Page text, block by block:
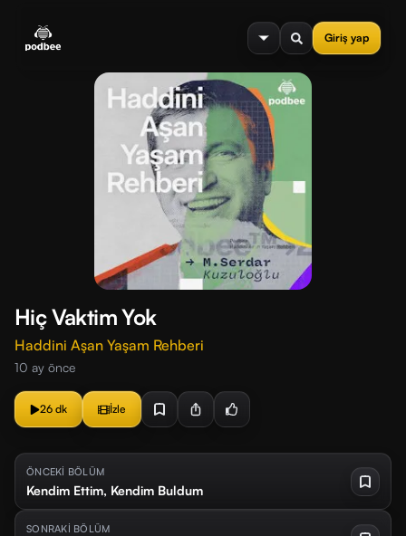
Giriş yap
menu
Hiç Vaktim Yok
Haddini Aşan Yaşam Rehberi
10 ay önce
26 dk İzle
ÖNCEKİ BÖLÜM
Kendim Ettim, Kendim Buldum
SONRAKİ BÖLÜM